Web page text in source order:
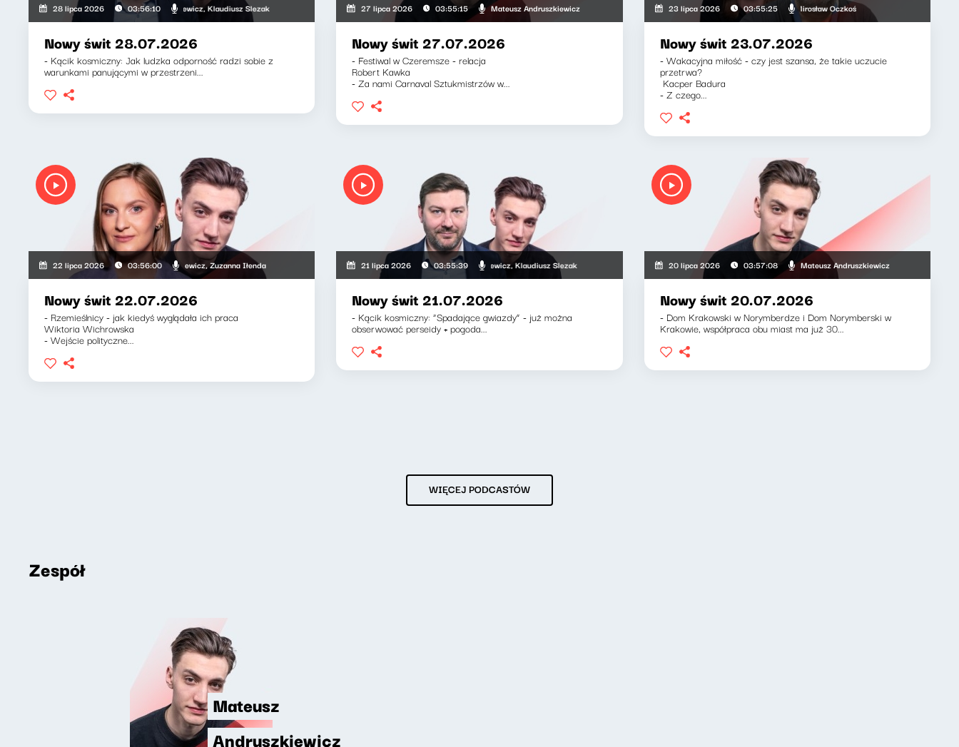
28 lipca 2026 03:56:10
Mateusz Andruszkiewicz, Klaudiusz Slezak
Nowy świt 28.07.2026
- Kącik kosmiczny: Jak ludzka odporność radzi sobie z
warunkami panującymi w przestrzeni...
27 lipca 2026 03:55:15 Mateusz Andruszkiewicz
Nowy świt 27.07.2026
- Festiwal w Czeremsze - relacja
Robert Kawka
- Za nami Carnaval Sztukmistrzów w...
23 lipca 2026 03:55:25
Ksenia Maćczak, Mirosław Oczkoś
Nowy świt 23.07.2026
- Wakacyjna miłość - czy jest szansa, że takie uczucie
przetrwa?
Kacper Badura
- Z czego...
22 lipca 2026 03:56:00
Mateusz Andruszkiewicz, Zuzanna Iłenda
Nowy świt 22.07.2026
- Rzemieślnicy - jak kiedyś wyglądała ich praca
Wiktoria Wichrowska
- Wejście polityczne...
21 lipca 2026 03:55:39
Mateusz Andruszkiewicz, Klaudiusz Slezak
Nowy świt 21.07.2026
- Kącik kosmiczny: “Spadające gwiazdy” - już można
obserwować perseidy + pogoda...
20 lipca 2026 03:57:08 Mateusz Andruszkiewicz
Nowy świt 20.07.2026
- Dom Krakowski w Norymberdze i Dom Norymberski w
Krakowie, współpraca obu miast ma już 30...
WIĘCEJ PODCASTÓW
Zespół
Mateusz
Andruszkiewicz